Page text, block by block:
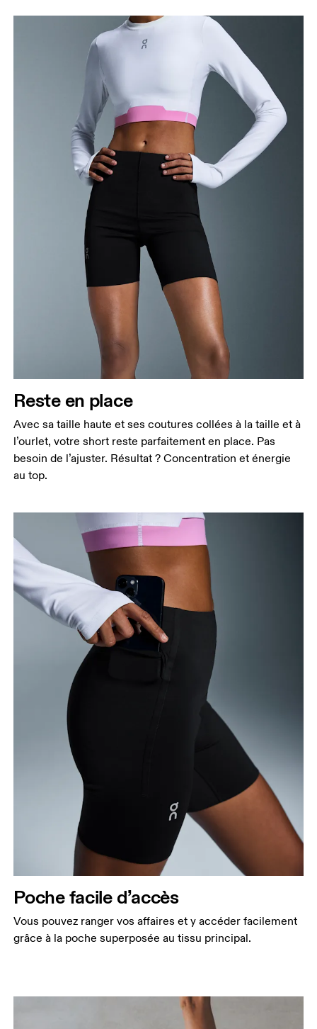
Reste en place
Avec sa taille haute et ses coutures collées à la taille et à
l’ourlet, votre short reste parfaitement en place. Pas
besoin de l’ajuster. Résultat ? Concentration et énergie
au top.
Poche facile d’accès
Vous pouvez ranger vos affaires et y accéder facilement
grâce à la poche superposée au tissu principal.